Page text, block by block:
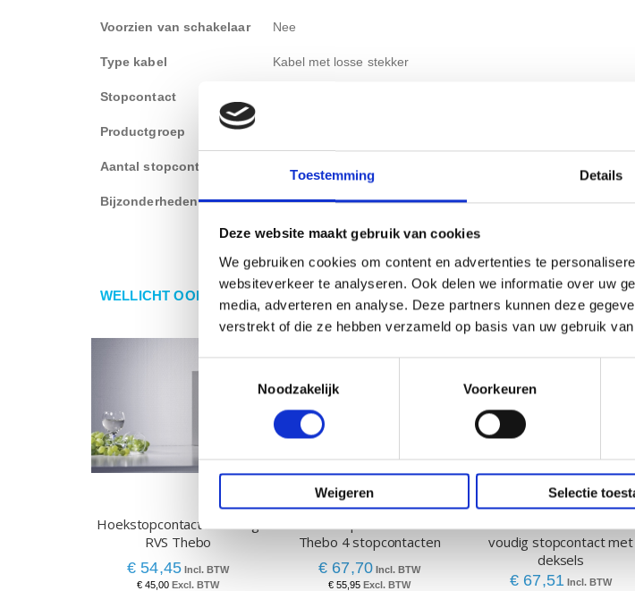
Toestemming Details
Deze website maakt gebruik van cookies
We gebruiken cookies om content en advertenties te
websiteverkeer te analyseren. Ook delen we informatie over uw
media, adverteren en analyse. Deze partners kunnen deze
verstrekt of die ze hebben verzameld op basis van uw gebruik
Toestemmingsselectie
Noodzakelijk
Voorkeuren
Weigeren Selectie
Voorzien van schakelaar Nee
Type kabel Kabel met losse stekker
Stopcontact
Productgroep
Aantal stopcontact
Bijzonderheden Kinderbeveiliging
WELLICHT OOK IETS VOOR U?
Hoekstopcontact 2-voudig
RVS Thebo
€ 54,45
€ 45,00
Thebo 4 stopcontacten
€ 67,70
€ 55,95
voudig stopcontact met
deksels
€ 67,51